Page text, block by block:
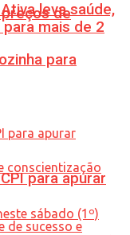
de
para
leva saúde,
mais de 2
para apurar